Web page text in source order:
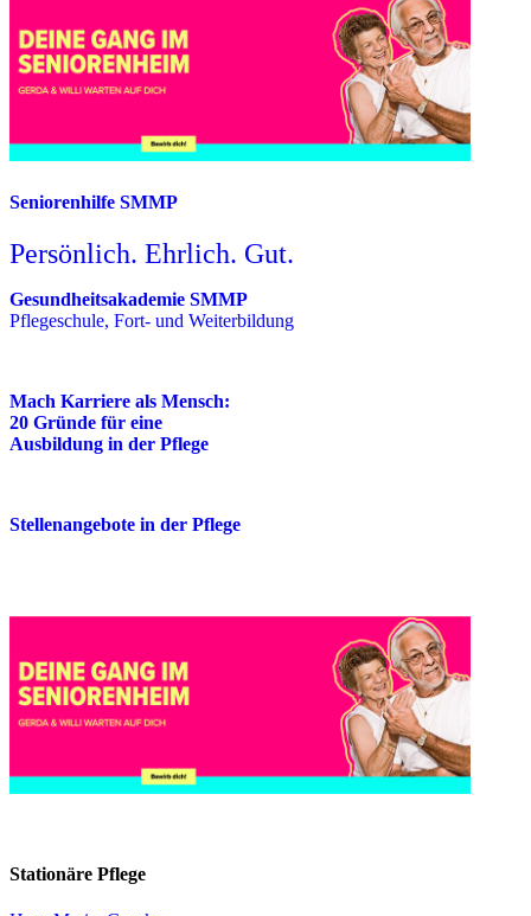
Seniorenhilfe SMMP
Persönlich. Ehrlich. Gut.
Gesundheitsakademie SMMP
Pflegeschule, Fort- und Weiterbildung
Mach Karriere als Mensch:
20 Gründe für eine
Ausbildung in der Pflege
Stellenangebote in der Pflege
Stationäre Pflege